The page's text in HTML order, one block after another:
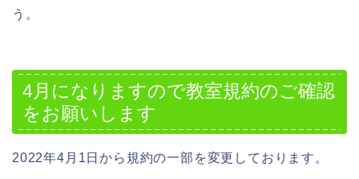
う。
4月になりますので教室規約のご確認
をお願いします
2022年4月1日から規約の一部を変更しております。